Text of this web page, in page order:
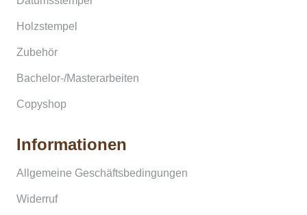
Holzstempel
Zubehör
Bachelor-/Masterarbeiten
Copyshop
Informationen
Allgemeine Geschäftsbedingungen
Widerruf